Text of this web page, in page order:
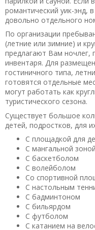
романтический уик-энд,
довольно отдельного
По организации
(летние или зимние) и
предлагают Вам ночлег,
инвентаря. Для
гостиничного типа,
готовятся отдельные
могут работать как
туристического сезона.
Существует большое
детей, подростков, для
С площадкой для
С мангальной зоной
С баскетболом
С волейболом
Со спортивной
С настольным
С бадминтоном
С бильярдом
С футболом
С катанием на